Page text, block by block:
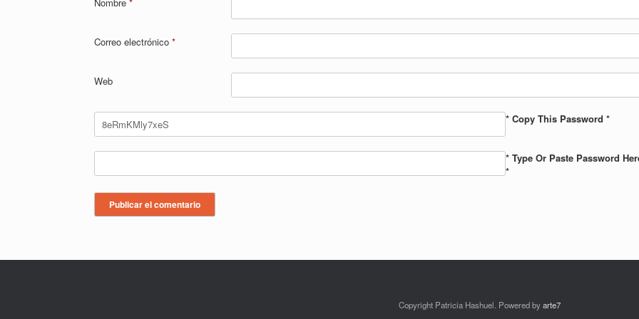
Correo electrónico *
Web
* Copy This Password *
* Type Or Paste Password
*
Copyright Patricia Hashuel. Powered byarte7